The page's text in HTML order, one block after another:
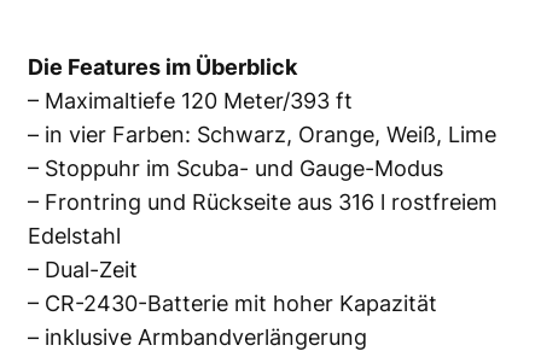
Die Features im Überblick
– Maximaltiefe 120 Meter/393 ft
– in vier Farben: Schwarz, Orange, Weiß, Lime
– Stoppuhr im Scuba- und Gauge-Modus
– Frontring und Rückseite aus 316 l rostfreiem
Edelstahl
– Dual-Zeit
– CR-2430-Batterie mit hoher Kapazität
– inklusive Armbandverlängerung